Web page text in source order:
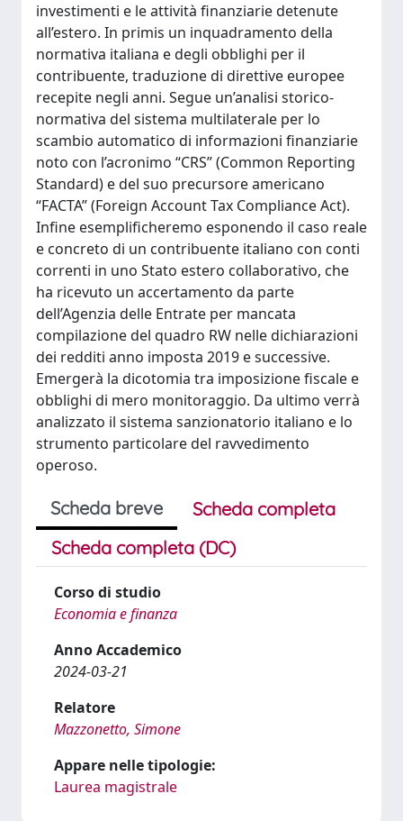
investimenti e le attività finanziarie detenute
all’estero. In primis un inquadramento della
normativa italiana e degli obblighi per il
contribuente, traduzione di direttive europee
recepite negli anni. Segue un’analisi storico-
normativa del sistema multilaterale per lo
scambio automatico di informazioni finanziarie
noto con l’acronimo “CRS” (Common Reporting
Standard) e del suo precursore americano
“FACTA” (Foreign Account Tax Compliance Act).
Infine esemplificheremo esponendo il caso reale
e concreto di un contribuente italiano con conti
correnti in uno Stato estero collaborativo, che
ha ricevuto un accertamento da parte
dell’Agenzia delle Entrate per mancata
compilazione del quadro RW nelle dichiarazioni
dei redditi anno imposta 2019 e successive.
Emergerà la dicotomia tra imposizione fiscale e
obblighi di mero monitoraggio. Da ultimo verrà
analizzato il sistema sanzionatorio italiano e lo
strumento particolare del ravvedimento
operoso.
Scheda breve
Scheda completa
Scheda completa (DC)
Corso di studio
Economia e finanza
Anno Accademico
2024-03-21
Relatore
Mazzonetto, Simone
Appare nelle tipologie:
Laurea magistrale